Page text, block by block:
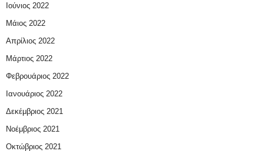
Ιούνιος 2022
Μάιος 2022
Απρίλιος 2022
Μάρτιος 2022
Φεβρουάριος 2022
Ιανουάριος 2022
Δεκέμβριος 2021
Νοέμβριος 2021
Οκτώβριος 2021